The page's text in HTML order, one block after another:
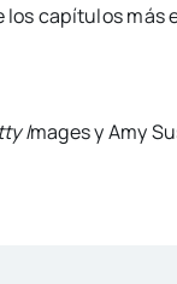
capítulos más
Images y Amy